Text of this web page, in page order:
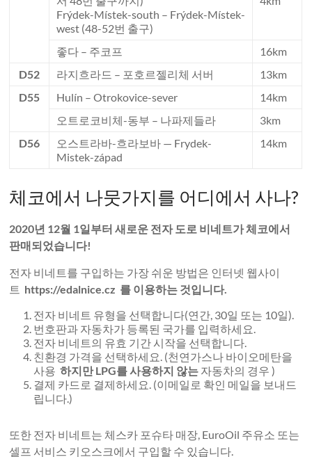
Frýdek-Místek-south – Frýdek-Místek-
west (48-52번 출구)
좋다 – 주코프
16km
D52
라지흐라드 – 포호르젤리체 서버
13km
D55
Hulín – Otrokovice-sever
14km
오트로코비체-동부 – 나파제들라
3km
D56
오스트라바-흐라보바 — Frydek-
Mistek-západ
14km
체코에서 나뭇가지를 어디에서 사나?
2020년 12월 1일부터 새로운 전자 도로 비네트가 체코에서
판매되었습니다!
전자 비네트를 구입하는 가장 쉬운 방법은 인터넷 웹사이
트 https://edalnice.cz 를 이용하는 것입니다.
전자 비네트 유형을 선택합니다(연간, 30일 또는 10일).
번호판과 자동차가 등록된 국가를 입력하세요.
전자 비네트의 유효 기간 시작을 선택합니다.
친환경 가격을 선택하세요. (천연가스나 바이오메탄을
사용하지만 LPG를 사용하지 않는 자동차의 경우 )
결제 카드로 결제하세요. (이메일로 확인 메일을 보내드
립니다.)
또한 전자 비네트는 체스카 포슈타 매장, EuroOil 주유소 또는
셀프 서비스 키오스크에서 구입할 수 있습니다.